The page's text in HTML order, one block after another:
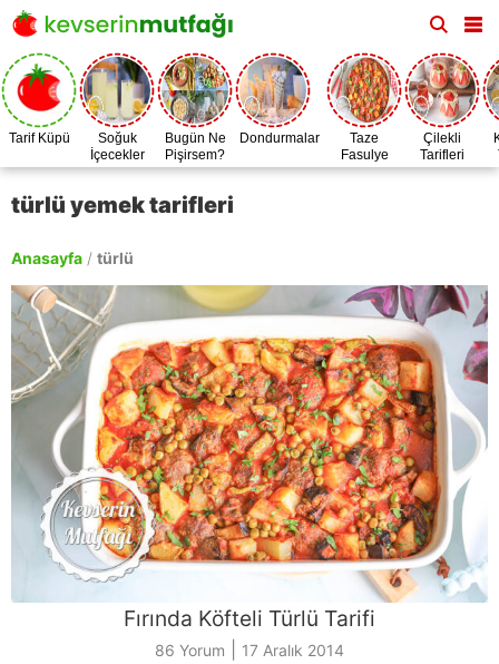
Tarif Küpü
Soğuk
İçecekler
Bugün Ne
Pişirsem?
Dondurmalar
Taze
Fasulye
Zamanı
Çilekli
Tarifleri
türlü yemek tarifleri
Anasayfa / türlü
Fırında Köfteli Türlü Tarifi
86 Yorum 17 Aralık 2014